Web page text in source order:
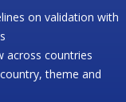
on validation with
across countries
theme and